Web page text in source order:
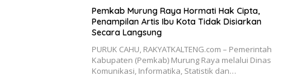
Pemkab Murung Raya Hormati Hak Cipta,
Penampilan Artis Ibu Kota Tidak Disiarkan
Secara Langsung
PURUK CAHU, RAKYATKALTENG.com – Pemerintah
Kabupaten (Pemkab) Murung Raya melalui Dinas
Komunikasi, Informatika, Statistik dan…